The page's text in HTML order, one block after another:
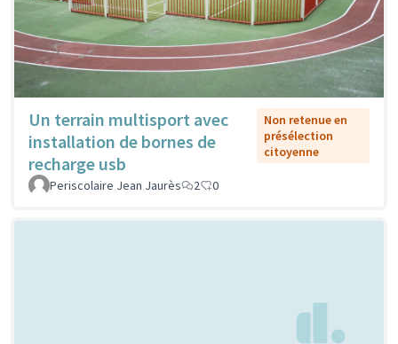
Un terrain multisport avec
installation de bornes de
recharge usb
Non retenue en
présélection
citoyenne
Periscolaire Jean Jaurès 2 0